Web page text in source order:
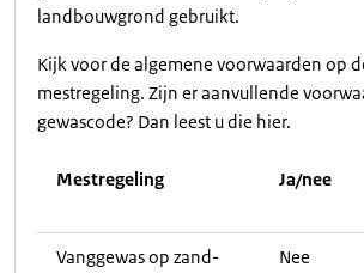
landbouwgrond gebruikt.
Kijk voor de algemene voorwaarden op
mestregeling. Zijn er aanvullende
gewascode? Dan leest u die hier.
Mestregeling Ja/nee
Vanggewas op zand-
Nee